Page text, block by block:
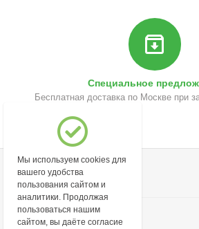
Специальное
Бесплатная доставка по Москве при
Моя учетная запись
Информация
Мы используем cookies для
вашего удобства
пользования сайтом и
аналитики. Продолжая
пользоваться нашим
сайтом, вы даёте согласие